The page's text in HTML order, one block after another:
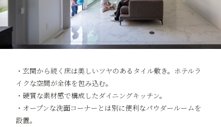
・玄関から続く床は美しいツヤのあるタイル敷き。ホテルラ
イクな空間が全体を包み込む。
・硬質な素材感で構成したダイニングキッチン。
・オープンな洗面コーナーとは別に便利なパウダールームを
設置。